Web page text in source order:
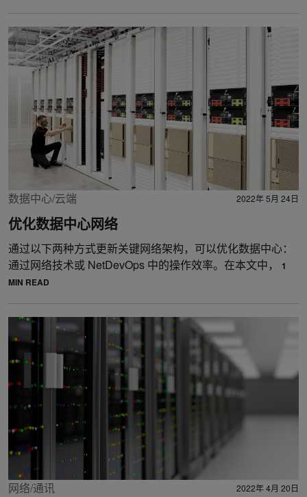
数据中心/云端 2022年 5月 24日
优化数据中心网络
通过以下两种方式更新关键网络架构，可以优化数据中心：
通过网络技术或 NetDevOps 中的操作效率。在本文中，
1
MIN READ
网络/通讯 2022年 4月 20日